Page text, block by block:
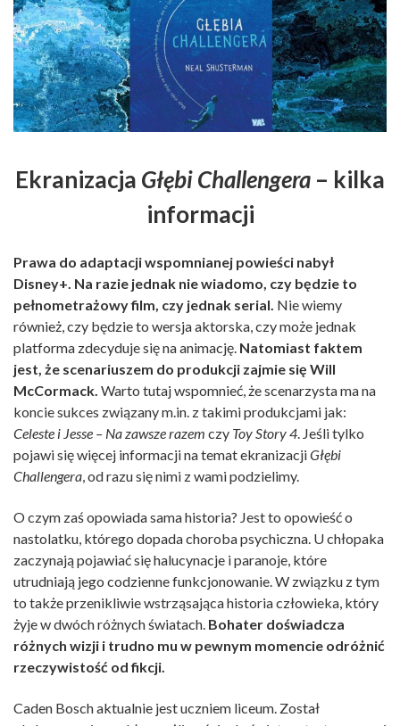
Ekranizacja Głębi Challengera – kilka
informacji
Prawa do adaptacji wspomnianej powieści nabył
Disney+. Na razie jednak nie wiadomo, czy będzie to
pełnometrażowy film, czy jednak serial. Nie wiemy
również, czy będzie to wersja aktorska, czy może jednak
platforma zdecyduje się na animację. Natomiast faktem
jest, że scenariuszem do produkcji zajmie się Will
McCormack. Warto tutaj wspomnieć, że scenarzysta ma na
koncie sukces związany m.in. z takimi produkcjami jak:
Celeste i Jesse – Na zawsze razem czy Toy Story 4. Jeśli tylko
pojawi się więcej informacji na temat ekranizacjiGłębi
Challengera, od razu się nimi z wami podzielimy.
O czym zaś opowiada sama historia? Jest to opowieść o
nastolatku, którego dopada choroba psychiczna. U chłopaka
zaczynają pojawiać się halucynacje i paranoje, które
utrudniają jego codzienne funkcjonowanie. W związku z tym
to także przenikliwie wstrząsająca historia człowieka, który
żyje w dwóch różnych światach. Bohater doświadcza
różnych wizji i trudno mu w pewnym momencie odróżnić
rzeczywistość od fikcji.
Caden Bosch aktualnie jest uczniem liceum. Został